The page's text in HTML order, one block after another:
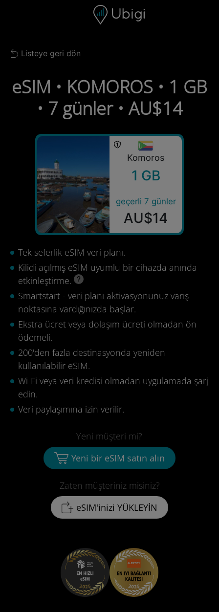
Gezinme çubuğu Alt bilgi
Back to list
Listeye geri dön
eSIM • KOMOROS • 1 GB
• 7 günler • AU$14
Komoros
1 GB
geçerli 7 günler
AU$14
Tek seferlik eSIM veri planı.
Kilidi açılmış eSIM uyumlu bir cihazda anında
etkinleştirme.
Smartstart - veri planı aktivasyonunuz varış
noktasına vardığınızda başlar.
Ekstra ücret veya dolaşım ücreti olmadan ön
ödemeli.
200'den fazla destinasyonda yeniden
kullanılabilir eSIM.
Wi-Fi veya veri kredisi olmadan uygulamada şarj
edin.
Veri paylaşımına izin verilir.
Zaten müşteriniz misiniz?
eSIM'inizi YÜKLEYİN
Yeni müşteri mi?
Yeni bir eSIM satın alın